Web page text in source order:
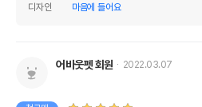
디자인
마음에 들어요
어바웃펫 회원 2022.03.07